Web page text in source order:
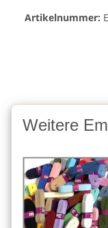
Artikelnummer:
Weitere